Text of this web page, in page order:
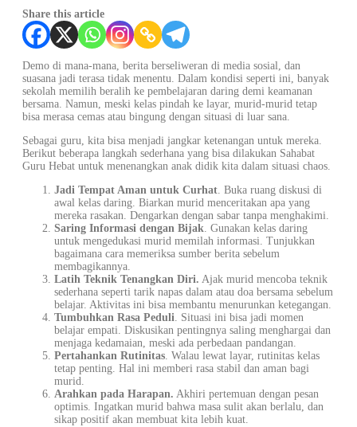
Share this article
Demo di mana-mana, berita berseliweran di media sosial, dan
suasana jadi terasa tidak menentu. Dalam kondisi seperti ini, banyak
sekolah memilih beralih ke pembelajaran daring demi keamanan
bersama. Namun, meski kelas pindah ke layar, murid-murid tetap
bisa merasa cemas atau bingung dengan situasi di luar sana.
Sebagai guru, kita bisa menjadi jangkar ketenangan untuk mereka.
Berikut beberapa langkah sederhana yang bisa dilakukan Sahabat
Guru Hebat untuk menenangkan anak didik kita dalam situasi chaos.
Jadi Tempat Aman untuk Curhat. Buka ruang diskusi di
awal kelas daring. Biarkan murid menceritakan apa yang
mereka rasakan. Dengarkan dengan sabar tanpa menghakimi.
Saring Informasi dengan Bijak. Gunakan kelas daring
untuk mengedukasi murid memilah informasi. Tunjukkan
bagaimana cara memeriksa sumber berita sebelum
membagikannya.
Latih Teknik Tenangkan Diri. Ajak murid mencoba teknik
sederhana seperti tarik napas dalam atau doa bersama sebelum
belajar. Aktivitas ini bisa membantu menurunkan ketegangan.
Tumbuhkan Rasa Peduli. Situasi ini bisa jadi momen
belajar empati. Diskusikan pentingnya saling menghargai dan
menjaga kedamaian, meski ada perbedaan pandangan.
Pertahankan Rutinitas. Walau lewat layar, rutinitas kelas
tetap penting. Hal ini memberi rasa stabil dan aman bagi
murid.
Arahkan pada Harapan. Akhiri pertemuan dengan pesan
optimis. Ingatkan murid bahwa masa sulit akan berlalu, dan
sikap positif akan membuat kita lebih kuat.